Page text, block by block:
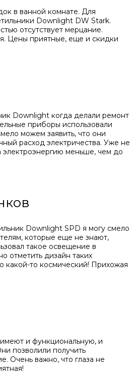
в ванной комнате. Для
Downlight DW Stark.
отсутствует мерцание.
Цены приятные, еще и скидки
Downlight когда делали ремонт
приборы использовали
можем заявить, что они
расход электричества. Уже не
электроэнергию меньше, чем до
Downlight SPD я могу смело
которые еще не знают,
такое освещение в
отметить дизайн таких
какой-то космический! Прихожая
и функциональную, и
позволили получить
Очень важно, что глаза не